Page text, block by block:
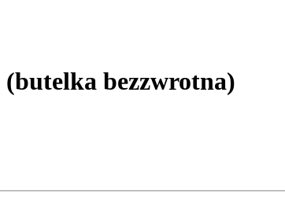
bezzwrotna)